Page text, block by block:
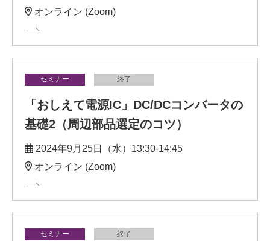
オンライン (Zoom)
セミナー 終了
「おしえて電源IC」DC/DCコンバータの
基礎2（周辺部品選定のコツ）
2024年9月25日（水）13:30-14:45
オンライン (Zoom)
セミナー 終了